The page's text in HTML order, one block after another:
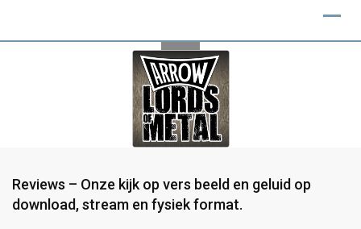
Reviews – Onze kijk op vers beeld en geluid op
download, stream en fysiek format.